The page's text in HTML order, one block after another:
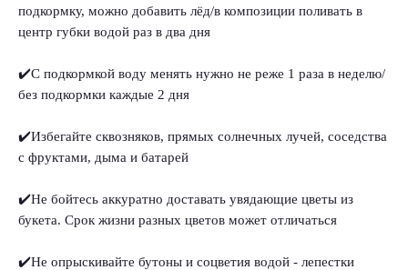
подкормку, можно добавить лёд/в композиции поливать в
центр губки водой раз в два дня
✔️С подкормкой воду менять нужно не реже 1 раза в неделю/
без подкормки каждые 2 дня
✔️Избегайте сквозняков, прямых солнечных лучей, соседства
с фруктами, дыма и батарей
✔️Не бойтесь аккуратно доставать увядающие цветы из
букета. Срок жизни разных цветов может отличаться
✔️Не опрыскивайте бутоны и соцветия водой - лепестки